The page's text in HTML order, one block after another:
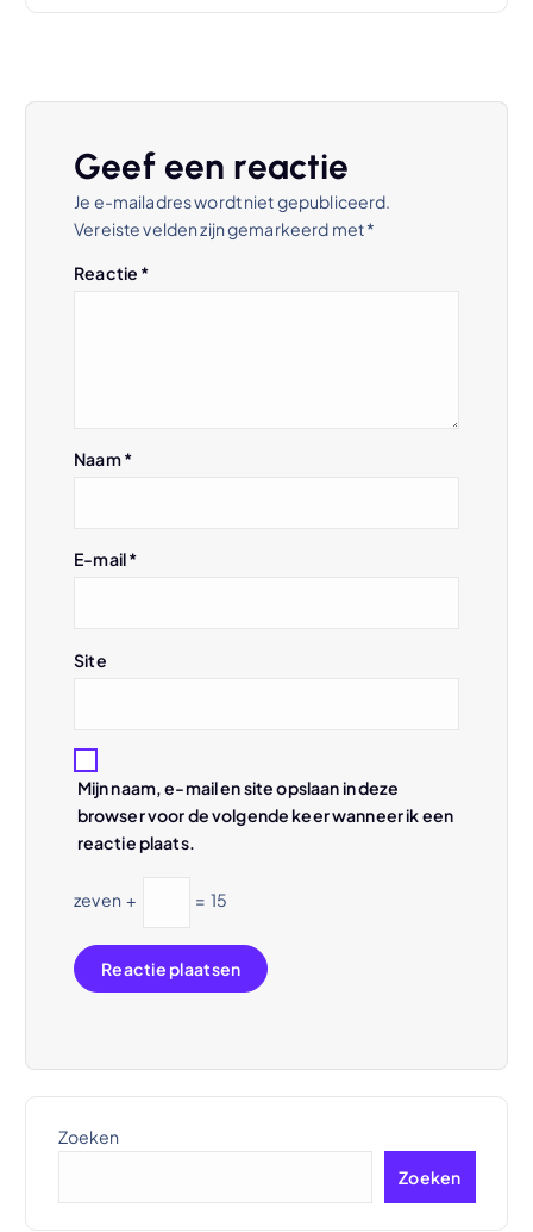
Geef een reactie
Je e-mailadres wordt niet gepubliceerd.
Vereiste velden zijn gemarkeerd met*
Reactie *
Naam*
E-mail*
Site
Mijn naam, e-mail en site opslaan in deze
browser voor de volgende keer wanneer ik een
reactie plaats.
zeven + = 15
Zoeken
Zoeken